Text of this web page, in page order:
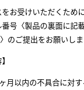
お受けいただくため
番号〈製品の裏面に記
のご提出をお願いしま
月以内の不具合に対す